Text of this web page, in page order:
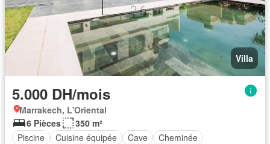
Villa
5.000 DH/mois
Marrakech, L'Oriental
6 Pièces
350 m²
Piscine
Cuisine équipée Cave
Cheminée